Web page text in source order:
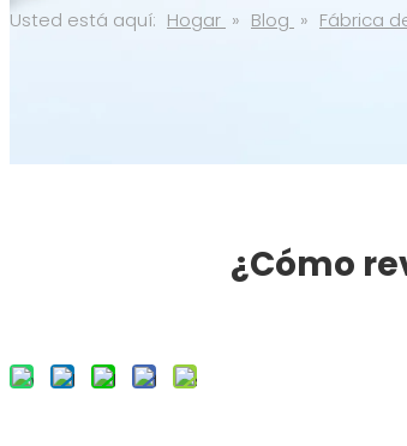
Usted está aquí: Hogar » Blog » Fábrica
¿Cómo